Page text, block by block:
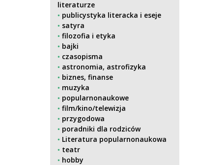
literaturze
publicystyka literacka i eseje
satyra
filozofia i etyka
bajki
czasopisma
astronomia, astrofizyka
biznes, finanse
muzyka
popularnonaukowe
film/kino/telewizja
przygodowa
poradniki dla rodziców
Literatura popularnonaukowa
teatr
hobby